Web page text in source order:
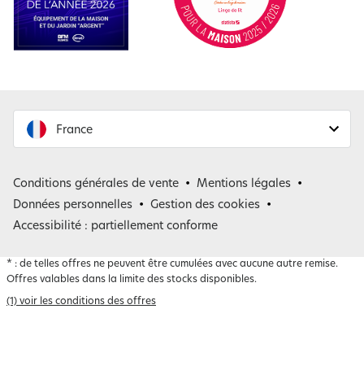
France
Belgique
Conditions générales de vente
Mentions légales
Données personnelles
Gestion des cookies
Accessibilité : partiellement conforme
* : de telles offres ne peuvent être cumulées avec aucune autre remise.
Offres valables dans la limite des stocks disponibles.
(1) voir les conditions des offres